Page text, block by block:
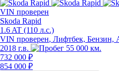
VIN проверен
Skoda Rapid
1.6 AT (110 л.с.)
VIN проверен, Лифтбек, Бензин,
2018 г.в.
55 000 км.
732 000 ₽
854 000 ₽